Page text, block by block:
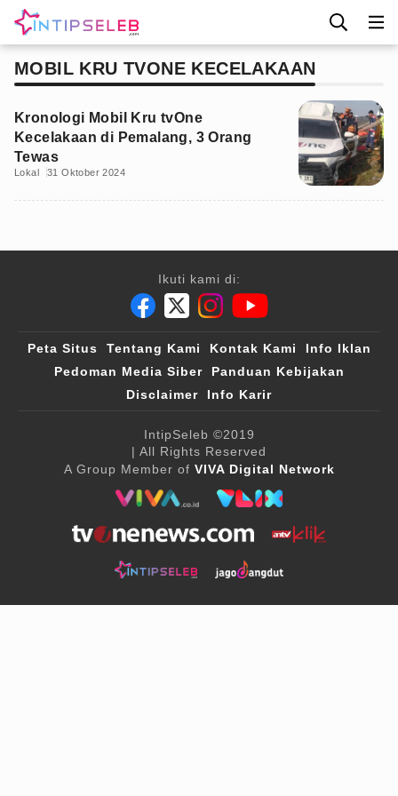
MOBIL KRU TVONE KECELAKAAN
Kronologi Mobil Kru tvOne
Kecelakaan di Pemalang, 3 Orang
Tewas
Lokal 31 Oktober 2024
Ikuti kami di:
Peta Situs Tentang Kami Kontak Kami
Info Iklan
Pedoman Media Siber
Panduan Kebijakan
Disclaimer
Info Karir
IntipSeleb ©2019
| All Rights Reserved
A Group Member of VIVA Digital Network